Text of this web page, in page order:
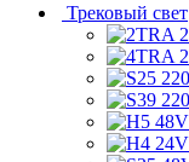
Трековый свет